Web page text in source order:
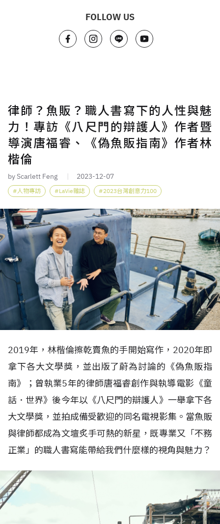
FOLLOW US
律師？魚販？職人書寫下的人性與魅
力！專訪《八尺門的辯護人》作者暨
導演唐福睿、《偽魚販指南》作者林
楷倫
by Scarlett Feng 2023-12-07
人物專訪 LaVie雜誌 2023台灣創意力100
2019年，林楷倫擦乾賣魚的手開始寫作，2020年即
拿下各大文學獎，並出版了蔚為討論的《偽魚販指
南》；曾執業5年的律師唐福睿創作與執導電影《童
話．世界》後今年以《八尺門的辯護人》一舉拿下各
大文學獎，並拍成備受歡迎的同名電視影集。當魚販
與律師都成為文壇炙手可熱的新星，既專業又「不務
正業」的職人書寫能帶給我們什麼樣的視角與魅力？